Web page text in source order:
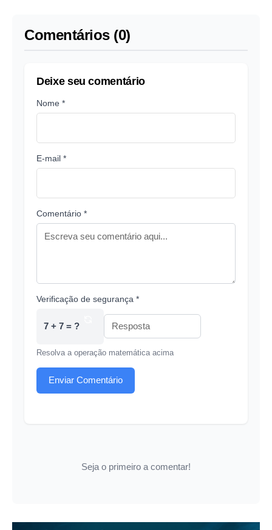
Comentários (0)
Deixe seu comentário
Nome *
E-mail *
Comentário *
Verificação de segurança *
7 + 7 = ?
Resolva a operação matemática acima
Enviar Comentário
Seja o primeiro a comentar!